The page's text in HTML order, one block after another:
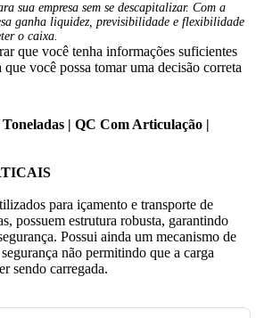
sua empresa sem se descapitalizar. Com a
ganha liquidez, previsibilidade e flexibilidade
o caixa.
que você tenha informações suficientes
você possa tomar uma decisão correta
| QC Com Articulação |
para içamento e transporte de
possuem estrutura robusta, garantindo
Possui ainda um mecanismo de
não permitindo que a carga
sendo carregada.